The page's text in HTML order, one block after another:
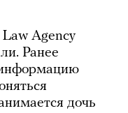
Agency
Ранее
дочь